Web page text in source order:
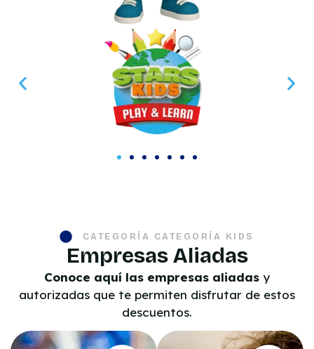
CATEGORÍA CATEGORÍA KIDS
Empresas Aliadas
Conoce aquí las empresas aliadas y
autorizadas que te permiten disfrutar de estos
descuentos.